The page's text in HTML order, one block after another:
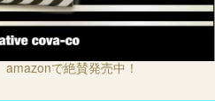
で絶賛発売中！